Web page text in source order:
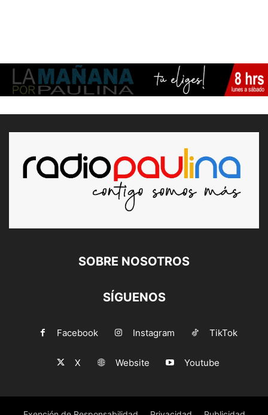
SOBRE NOSOTROS
SÍGUENOS
Facebook Instagram TikTok
X Website Youtube